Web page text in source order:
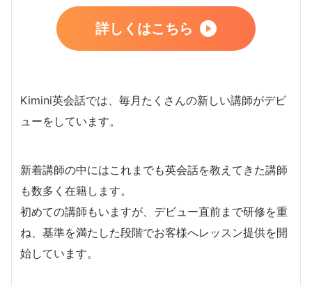
詳しくはこちら
Kimini英会話では、毎月たくさんの新しい講師がデビ
ューをしています。
新着講師の中にはこれまでも英会話を教えてきた講師
も数多く在籍します。
​初めての講師もいますが、デビュー直前まで研修を重
ね、基準を満たした段階でお客様へレッスン提供を開
始しています。